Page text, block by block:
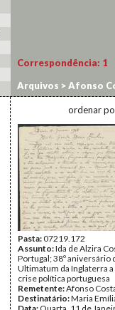
Correspondência: 1
Arquivos >Afonso
ordenar
Pasta:07219.172
Assunto:Ida de Alzira
Portugal; 38º aniversário
Ultimatum da Inglaterra
crise política portuguesa
Remetente:Afonso
Destinatário:Maria